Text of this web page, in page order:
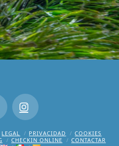
Instagram
LEGAL PRIVACIDAD
COOKIES
CHECKIN ONLINE CONTACTAR